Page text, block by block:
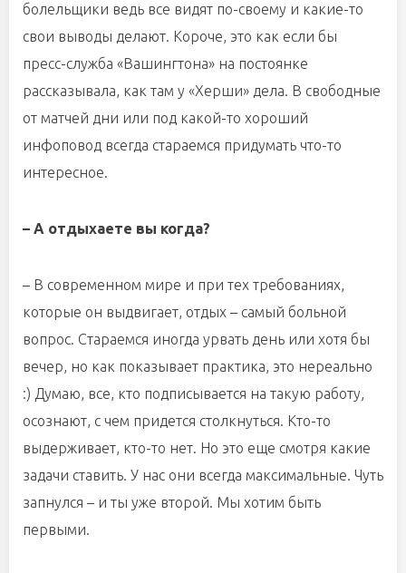
болельщики ведь все видят по-своему и какие-то
свои выводы делают. Короче, это как если бы
пресс-служба «Вашингтона» на постоянке
рассказывала, как там у «Херши» дела. В свободные
от матчей дни или под какой-то хороший
инфоповод всегда стараемся придумать что-то
интересное.
– А отдыхаете вы когда?
– В современном мире и при тех требованиях,
которые он выдвигает, отдых – самый больной
вопрос. Стараемся иногда урвать день или хотя бы
вечер, но как показывает практика, это нереально
:) Думаю, все, кто подписывается на такую работу,
осознают, с чем придется столкнуться. Кто-то
выдерживает, кто-то нет. Но это еще смотря какие
задачи ставить. У нас они всегда максимальные. Чуть
запнулся – и ты уже второй. Мы хотим быть
первыми.